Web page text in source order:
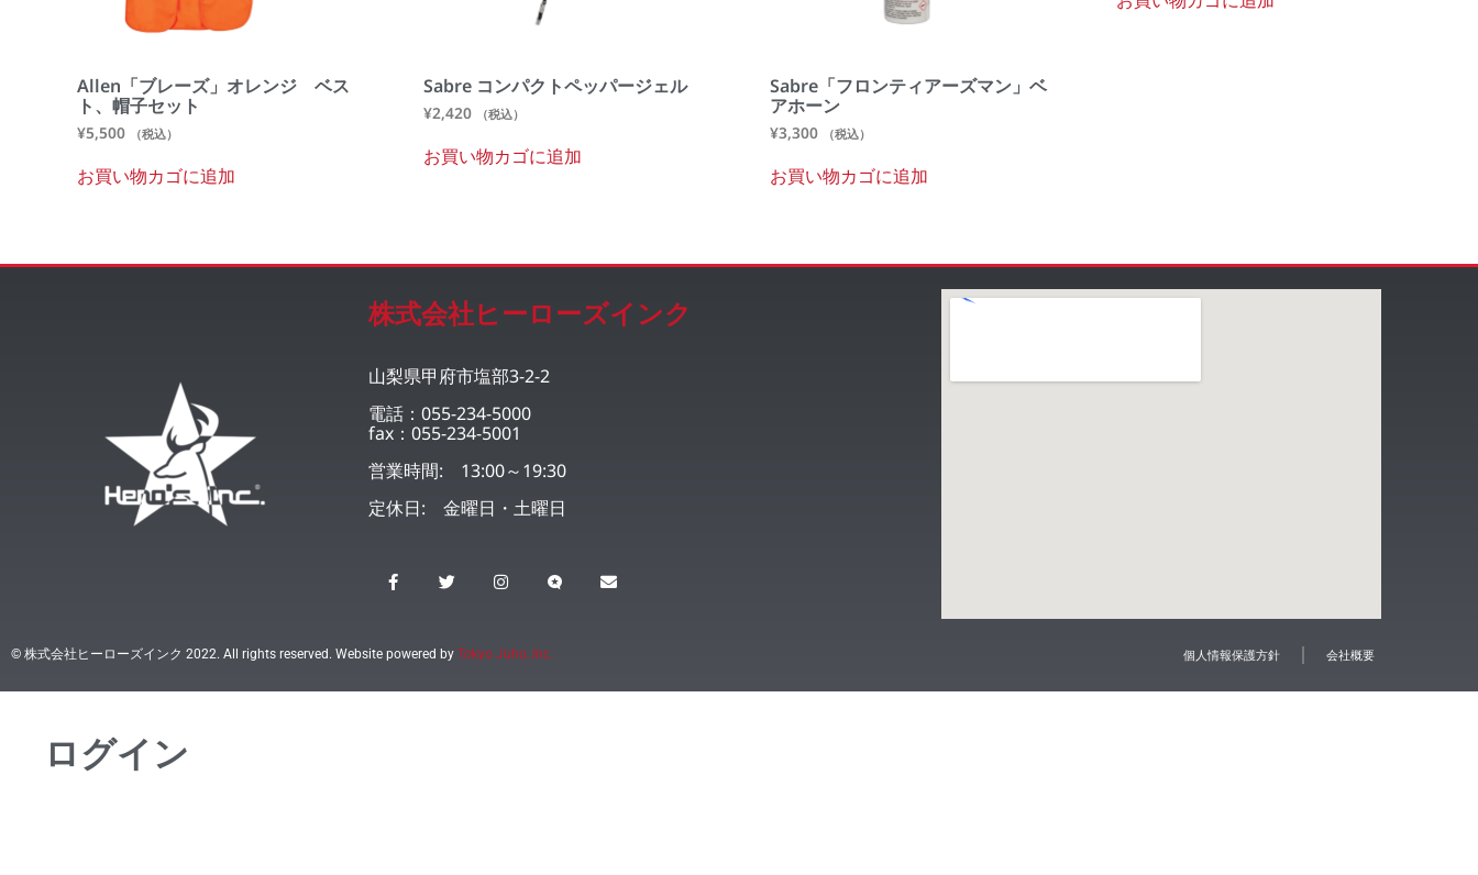
Allen「ブレーズ」オレンジ ベス
ト、帽子セット
¥5,500 （税込）
お買い物カゴに追加
Sabre コンパクトペッパージェル
¥2,420 （税込）
お買い物カゴに追加
Sabre「フロンティアーズマン」ベ
アホーン
¥3,300 （税込）
お買い物カゴに追加
株式会社ヒーローズインク
山梨県甲府市塩部3-2-2
電話：055-234-5000
fax：055-234-5001
営業時間: 13:00～19:30
定休日: 金曜日・土曜日
© 株式会社ヒーローズインク 2022. All rights reserved. Website powered by Tokyo Juho, Inc. 個人情報保護方針 会社概要
ログイン